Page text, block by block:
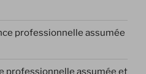
professionnelle assumée
professionnelle assumée et